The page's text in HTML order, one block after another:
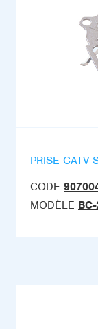
PRISE CATV
CODE
MODÈLE